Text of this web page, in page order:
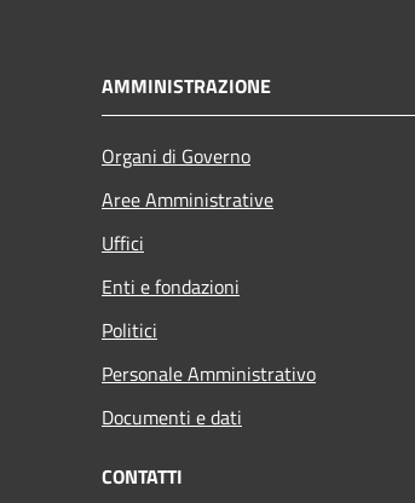
AMMINISTRAZIONE
Organi di Governo
Aree Amministrative
Uffici
Enti e fondazioni
Politici
Personale Amministrativo
Documenti e dati
CONTATTI